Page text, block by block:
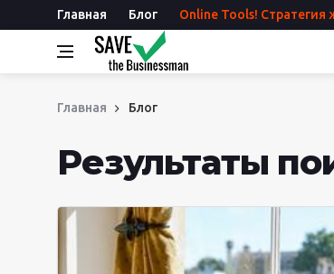
Главная Блог Online Tools! Стратегия
Главная Блог
Результаты